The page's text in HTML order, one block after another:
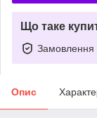
Що таке
Замовлення
Опис